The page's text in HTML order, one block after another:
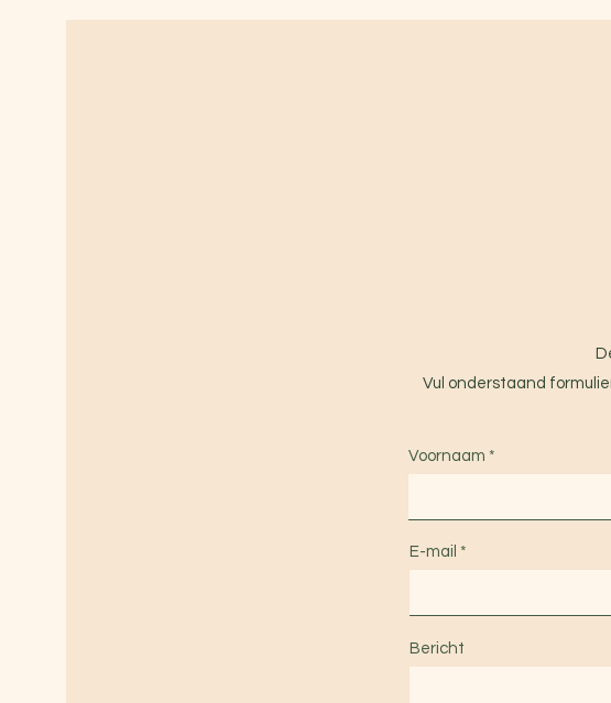
Vul onderstaand
Voornaam
E-mail
Bericht